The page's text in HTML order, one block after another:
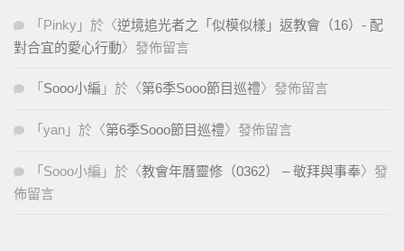
「 Pinky 」於〈逆境追光者之「似模似樣」返教會（16）- 配
對合宜的愛心行動〉發佈留言
「 Sooo小編 」於〈第6季Sooo節目巡禮〉發佈留言
「 yan 」於〈第6季Sooo節目巡禮〉發佈留言
「 Sooo小編 」於〈教會年曆靈修（0362） – 敬拜與事奉〉發
佈留言